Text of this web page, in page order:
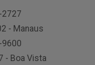
- Manaus
- Boa Vista